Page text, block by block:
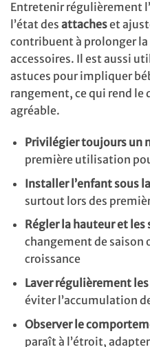
Entretenir régulièrement
l’état des attacheset
contribuent à prolonger la
accessoires. Il est aussi
astuces pour impliquer
rangement, ce qui rend
agréable.
Privilégier toujours un
première utilisation
Installer l’enfant sous
surtout lors des
Régler la hauteur et les
changement de saison
croissance
Laver régulièrement
éviter l’accumulation
Observer le
paraît à l’étroit,